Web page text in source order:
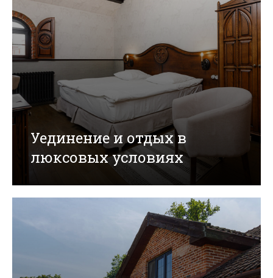
Уединение и отдых в
люксовых условиях